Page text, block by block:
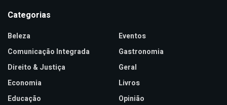
Categorias
Beleza
Comunicação Integrada
Direito & Justiça
Economia
Educação
Eventos
Gastronomia
Geral
Livros
Opinião